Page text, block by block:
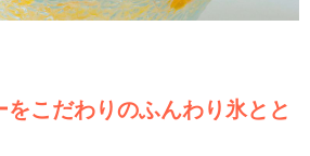
こだわりのふんわり氷とと